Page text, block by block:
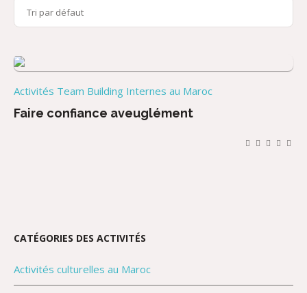
Activités Team Building Internes au Maroc
Faire confiance aveuglément
CATÉGORIES DES ACTIVITÉS
Activités culturelles au Maroc